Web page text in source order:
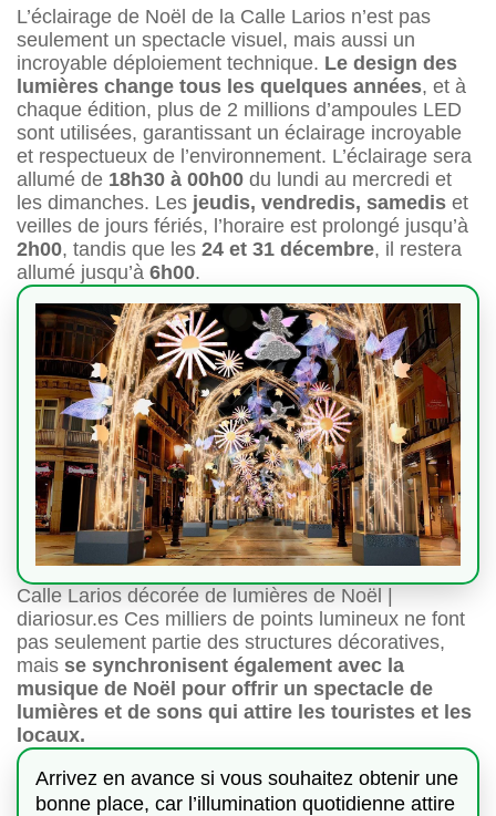
L’éclairage de Noël de la Calle Larios n’est pas
seulement un spectacle visuel, mais aussi un
incroyable déploiement technique. Le design des
lumières change tous les quelques années, et à
chaque édition, plus de 2 millions d’ampoules LED
sont utilisées, garantissant un éclairage incroyable
et respectueux de l’environnement. L’éclairage sera
allumé de 18h30 à 00h00 du lundi au mercredi et
les dimanches. Les jeudis, vendredis, samedis et
veilles de jours fériés, l’horaire est prolongé jusqu’à
2h00, tandis que les 24 et 31 décembre, il restera
allumé jusqu’à 6h00.
Calle Larios décorée de lumières de Noël |
diariosur.es Ces milliers de points lumineux ne font
pas seulement partie des structures décoratives,
mais se synchronisent également avec la
musique de Noël pour offrir un spectacle de
lumières et de sons qui attire les touristes et les
locaux.
Arrivez en avance si vous souhaitez obtenir une
bonne place, car l’illumination quotidienne attire